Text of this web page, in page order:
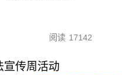
阅读 17142
宣传周活动